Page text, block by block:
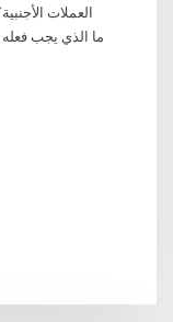
العملات